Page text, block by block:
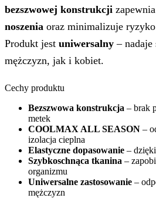
bezszwowej konstrukcji zapewnia
noszenia oraz minimalizuje
Produkt jest uniwersalny – nadaje
mężczyzn, jak i kobiet.
Cechy produktu
Bezszwowa konstrukcja – brak
metek
COOLMAX ALL SEASON –
izolacja cieplna
Elastyczne dopasowanie –
Szybkoschnąca tkanina –
organizmu
Uniwersalne zastosowanie –
mężczyzn